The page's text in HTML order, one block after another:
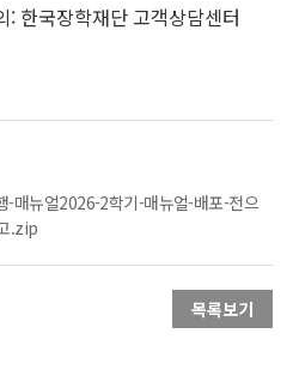
: 한국장학재단 고객상담센터
-매뉴얼2026-2학기-매뉴얼-배포-전으
.zip
목록보기